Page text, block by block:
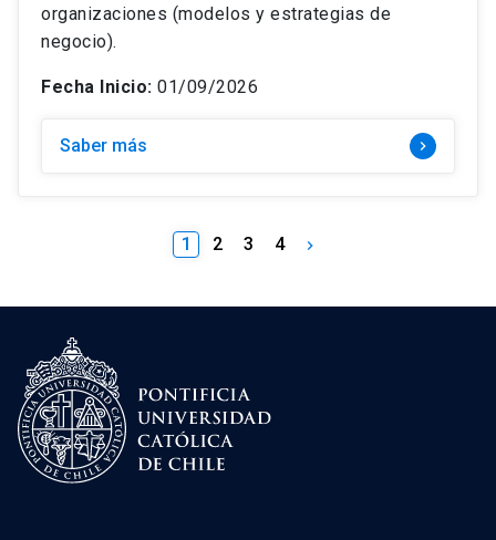
organizaciones (modelos y estrategias de
negocio).
Fecha Inicio: 01/09/2026
Saber más keyboard_arrow_right
1 2 3 4 keyboard_arrow_right